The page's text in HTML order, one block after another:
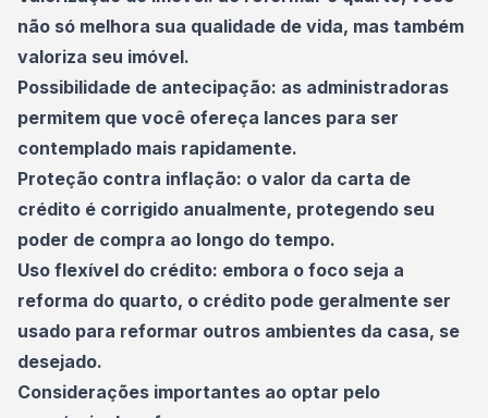
não só melhora sua qualidade de vida, mas também
valoriza seu imóvel.
Possibilidade de antecipação: as administradoras
permitem que você ofereça lances para ser
contemplado mais rapidamente.
Proteção contra inflação: o valor da carta de
crédito é corrigido anualmente, protegendo seu
poder de compra ao longo do tempo.
Uso flexível do crédito: embora o foco seja a
reforma do quarto, o crédito pode geralmente ser
usado para reformar outros ambientes da casa, se
desejado.
Considerações importantes ao optar pelo